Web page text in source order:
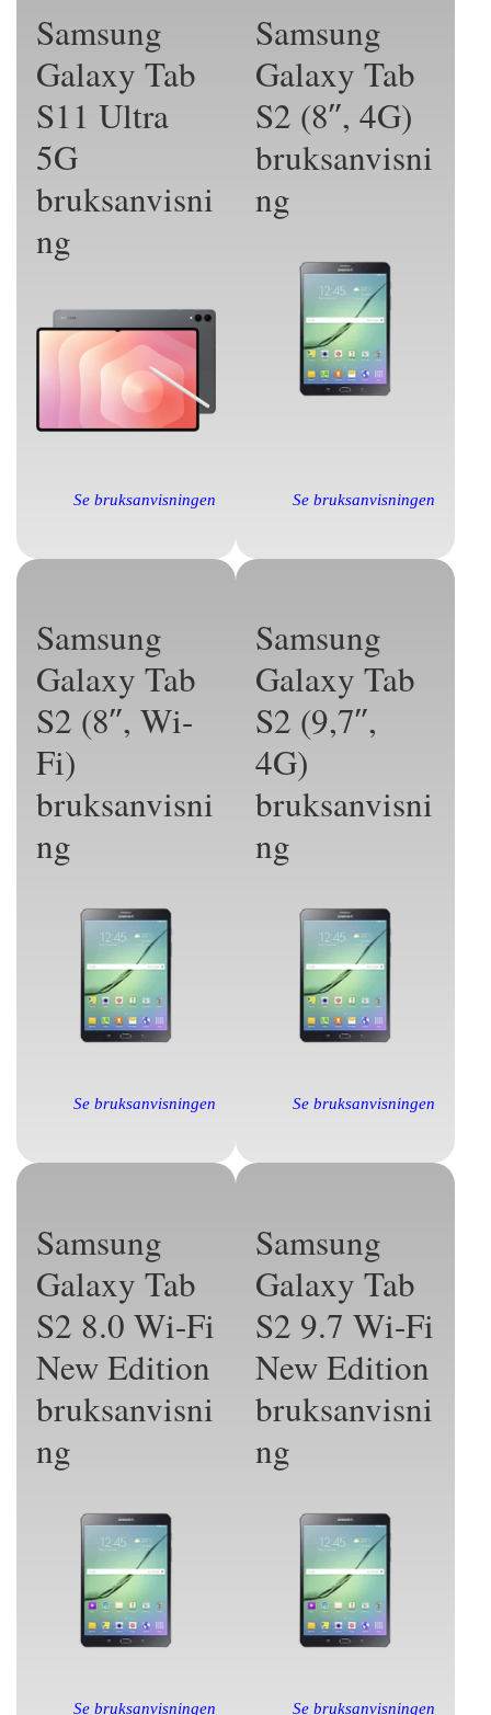
Samsung
Galaxy Tab
S11 Ultra
5G
bruksanvisni
ng
Se bruksanvisningen
Samsung
Galaxy Tab
S2 (8″, 4G)
bruksanvisni
ng
Se bruksanvisningen
Samsung
Galaxy Tab
S2 (8″, Wi-
Fi)
bruksanvisni
ng
Se bruksanvisningen
Samsung
Galaxy Tab
S2 (9,7″,
4G)
bruksanvisni
ng
Se bruksanvisningen
Samsung
Galaxy Tab
S2 8.0 Wi-Fi
New Edition
bruksanvisni
ng
Se bruksanvisningen
Samsung
Galaxy Tab
S2 9.7 Wi-Fi
New Edition
bruksanvisni
ng
Se bruksanvisningen